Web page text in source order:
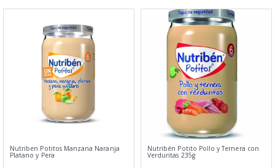
Nutriben Potitos Manzana Naranja
Platano y Pera
Nutribén Potito Pollo y Ternera con
Verduritas 235g